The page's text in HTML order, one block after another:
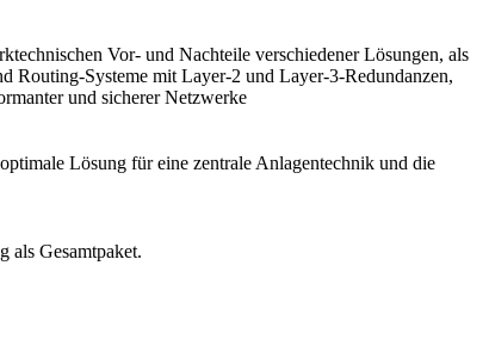
Vor- und Nachteile verschiedener Lösungen, als
Routing-Systeme mit Layer-2 und Layer-3-Redundanzen,
und sicherer Netzwerke
Lösung für eine zentrale Anlagentechnik und die
als Gesamtpaket.